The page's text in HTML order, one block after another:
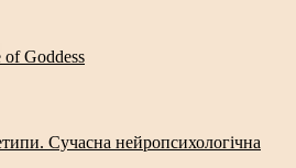
of Goddess
Сучасна нейропсихологічна